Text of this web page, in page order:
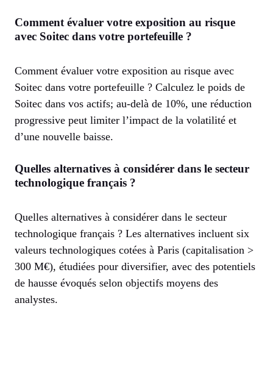
Comment évaluer votre exposition au risque
avec Soitec dans votre portefeuille ?
Comment évaluer votre exposition au risque avec
Soitec dans votre portefeuille ? Calculez le poids de
Soitec dans vos actifs; au-delà de 10%, une réduction
progressive peut limiter l’impact de la volatilité et
d’une nouvelle baisse.
Quelles alternatives à considérer dans le secteur
technologique français ?
Quelles alternatives à considérer dans le secteur
technologique français ? Les alternatives incluent six
valeurs technologiques cotées à Paris (capitalisation >
300 M€), étudiées pour diversifier, avec des potentiels
de hausse évoqués selon objectifs moyens des
analystes.